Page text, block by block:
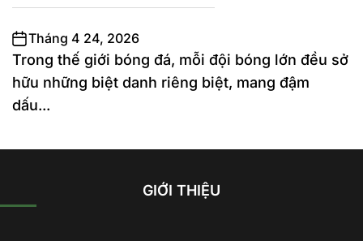
Tháng 4 24, 2026
Trong thế giới bóng đá, mỗi đội bóng lớn đều sở
hữu những biệt danh riêng biệt, mang đậm
dấu...
GIỚI THIỆU